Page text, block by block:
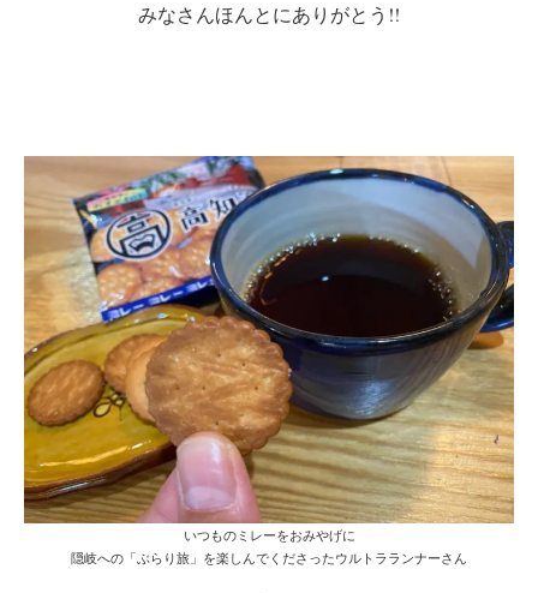
みなさんほんとにありがとう!!
いつものミレーをおみやげに
隠岐への「ぶらり旅」を楽しんでくださったウルトラランナーさん